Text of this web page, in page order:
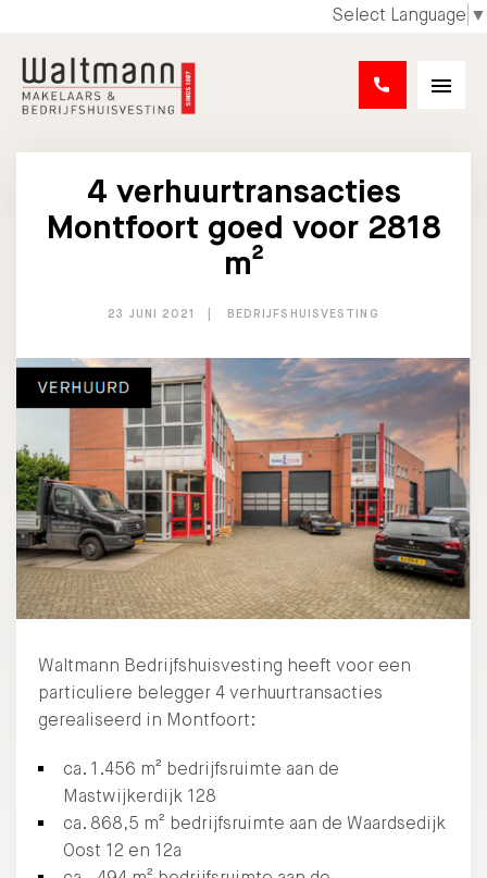
Select Language ▼
4 verhuurtransacties
Montfoort goed voor 2818
m²
23 JUNI 2021 BEDRIJFSHUISVESTING
Waltmann Bedrijfshuisvesting heeft voor een
particuliere belegger 4 verhuurtransacties
gerealiseerd in Montfoort:
ca. 1.456 m² bedrijfsruimte aan de
Mastwijkerdijk 128
ca. 868,5 m² bedrijfsruimte aan de Waardsedijk
Oost 12 en 12a